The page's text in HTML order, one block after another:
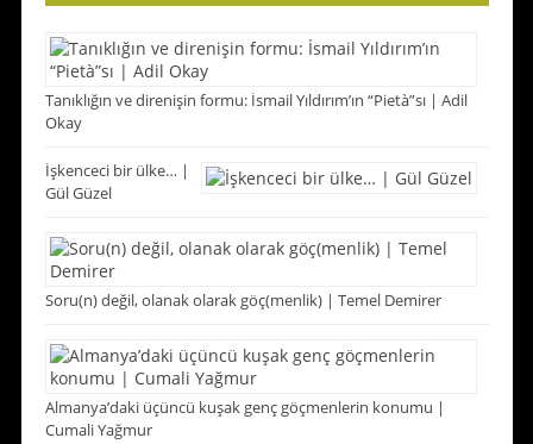
Tanıklığın ve direnişin formu: İsmail Yıldırım’ın “Pietà”sı | Adil
Okay
İşkenceci bir ülke… |
Gül Güzel
Soru(n) değil, olanak olarak göç(menlik) | Temel Demirer
Almanya’daki üçüncü kuşak genç göçmenlerin konumu |
Cumali Yağmur